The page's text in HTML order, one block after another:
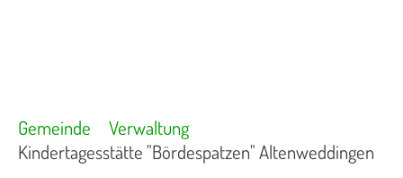
Gemeinde
Verwaltung
Kindertagesstätte "Bördespatzen" Altenweddingen